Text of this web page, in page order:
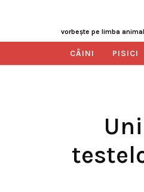
vorbeşte pe limba
CÂINI PISICI